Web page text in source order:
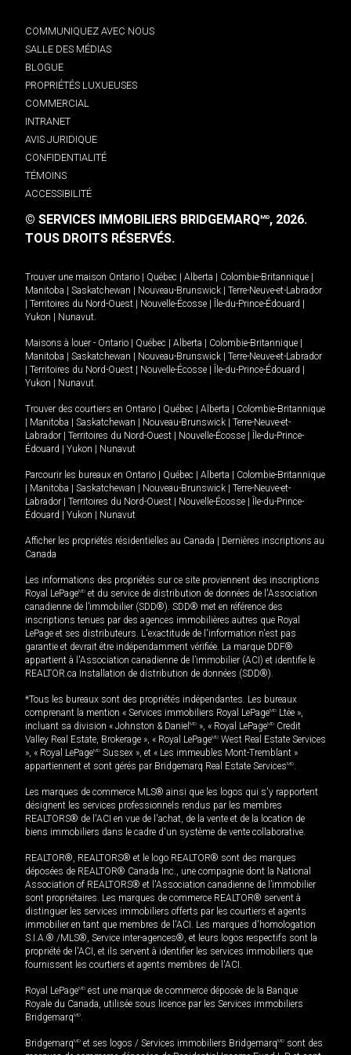
COMMUNIQUEZ AVEC NOUS
SALLE DES MÉDIAS
BLOGUE
PROPRIÉTÉS LUXUEUSES
COMMERCIAL
INTRANET
AVIS JURIDIQUE
CONFIDENTIALITÉ
TÉMOINS
ACCESSIBILITÉ
© SERVICES IMMOBILIERS BRIDGEMARQMD, 2026.
TOUS DROITS RÉSERVÉS.
Trouver une maison Ontario Québec Alberta Colombie-Britannique
Manitoba
Saskatchewan Nouveau-Brunswick
Terre-Neuve-et-Labrador
Territoires du Nord-Ouest Nouvelle-Écosse Île-du-Prince-Édouard
Yukon
Nunavut.
Maisons à louer - Ontario Québec Alberta Colombie-Britannique
Manitoba
Saskatchewan Nouveau-Brunswick
Terre-Neuve-et-Labrador
Territoires du Nord-Ouest Nouvelle-Écosse Île-du-Prince-Édouard
Yukon
Nunavut.
Trouver des courtiers en Ontario Québec Alberta
Colombie-Britannique
Manitoba Saskatchewan Nouveau-Brunswick
Terre-Neuve-et-
Labrador
Territoires du Nord-Ouest Nouvelle-Écosse
Île-du-Prince-
Édouard
Yukon Nunavut
Parcourir les bureaux en Ontario Québec Alberta
Colombie-Britannique
Manitoba Saskatchewan Nouveau-Brunswick
Terre-Neuve-et-
Labrador
Territoires du Nord-Ouest Nouvelle-Écosse
Île-du-Prince-
Édouard
Yukon Nunavut
Afficher les propriétés résidentielles au Canada
Dernières inscriptions au
Canada
Les informations des propriétés sur ce site proviennent des inscriptions
Royal LePageMD et du service de distribution de données de l'Association
canadienne de l’immobilier (SDD®). SDD® met en référence des
inscriptions tenues par des agences immobilières autres que Royal
LePage et ses distributeurs. L'exactitude de l'information n'est pas
garantie et devrait être indépendamment vérifiée. La marque DDF®
appartient à l'Association canadienne de l’immobilier (ACI) et identifie le
REALTOR.ca Installation de distribution de données (SDD®).
*Tous les bureaux sont des propriétés indépendantes. Les bureaux
comprenant la mention « Services immobiliers Royal LePageMD Ltée »,
incluant sa division « Johnston & Daniel MD », « Royal LePageMD Credit
Valley Real Estate, Brokerage », « Royal LePageMD West Real Estate Services
», « Royal LePageMD Sussex », et « Les immeubles Mont-Tremblant »
appartiennent et sont gérés par Bridgemarq Real Estate ServicesMD.
Les marques de commerce MLS® ainsi que les logos qui s'y rapportent
désignent les services professionnels rendus par les membres
REALTORS® de l'ACI en vue de l'achat, de la vente et de la location de
biens immobiliers dans le cadre d'un système de vente collaborative.
REALTOR®, REALTORS® et le logo REALTOR® sont des marques
déposées de REALTOR® Canada Inc., une compagnie dont la National
Association of REALTORS® et l'Association canadienne de l’immobilier
sont propriétaires. Les marques de commerce REALTOR® servent à
distinguer les services immobiliers offerts par les courtiers et agents
immobilier en tant que membres de l'ACI. Les marques d'homologation
S.I.A.® /MLS®, Service inter-agences®, et leurs logos respectifs sont la
propriété de l'ACI, et ils servent à identifier les services immobiliers que
fournissent les courtiers et agents membres de l'ACI.
Royal LePageMD est une marque de commerce déposée de la Banque
Royale du Canada, utilisée sous licence par les Services immobiliers
BridgemarqMD.
BridgemarqMD et ses logos / Services immobiliers BridgemarqMD sont des